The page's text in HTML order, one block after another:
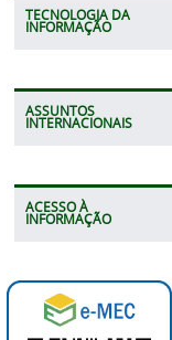
TECNOLOGIA DA
INFORMAÇÃO
ASSUNTOS
INTERNACIONAIS
ACESSO À
INFORMAÇÃO